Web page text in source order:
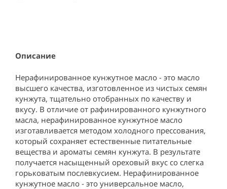
Описание
Нерафинированное кунжутное масло - это масло
высшего качества, изготовленное из чистых семян
кунжута, тщательно отобранных по качеству и
вкусу. В отличие от рафинированного кунжутного
масла, нерафинированное кунжутное масло
изготавливается методом холодного прессования,
который сохраняет естественные питательные
вещества и ароматы семян кунжута. В результате
получается насыщенный ореховый вкус со слегка
горьковатым послевкусием. Нерафинированное
кунжутное масло - это универсальное масло,